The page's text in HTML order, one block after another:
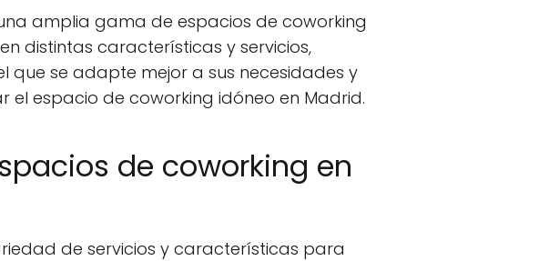
amplia gama de espacios de coworking
distintas características y servicios,
se adapte mejor a sus necesidades y
el espacio de coworking idóneo en Madrid.
de coworking en
de servicios y características para